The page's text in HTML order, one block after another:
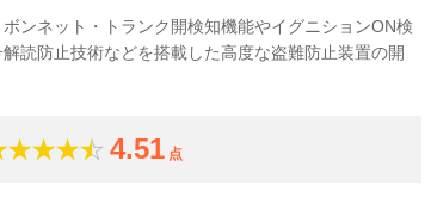
ンネット・トランク開検知機能やイグニションON検
読防止技術などを搭載した高度な盗難防止装置の開
4.51 点